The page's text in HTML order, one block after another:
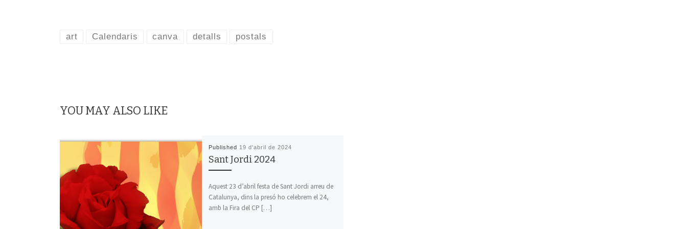
art Calendaris canva detalls postals
YOU MAY ALSO LIKE
Published 19 d'abril de 2024
Sant Jordi 2024
Aquest 23 d’abril festa de Sant Jordi arreu de
Catalunya, dins la presó ho celebrem el 24,
amb la Fira del CP […]